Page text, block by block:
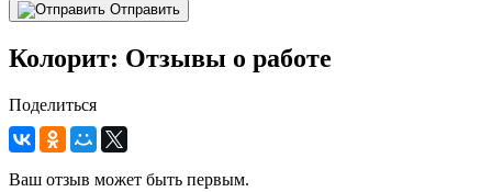
Отправить
Колорит: Отзывы о работе
Поделиться
Ваш отзыв может быть первым.